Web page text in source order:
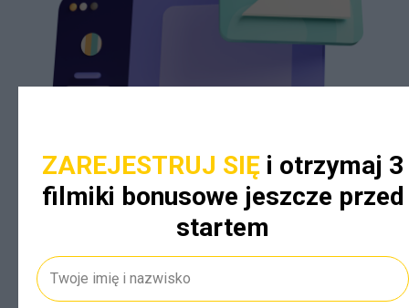
ZAREJESTRUJ SIĘ i otrzymaj 3
filmiki bonusowe jeszcze przed
startem